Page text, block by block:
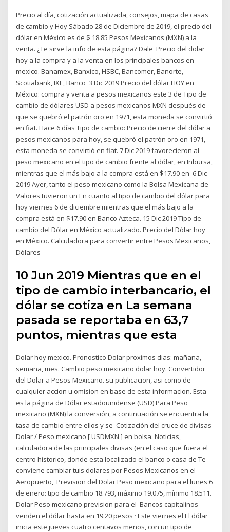
Precio al día, cotización actualizada, consejos, mapa de casas
de cambio y Hoy Sábado 28 de Diciembre de 2019, el precio del
dólar en México es de $ 18.85 Pesos Mexicanos (MXN) a la
venta. ¿Te sirve la info de esta página? Dale Precio del dolar
hoy a la compra y a la venta en los principales bancos en
mexico. Banamex, Banxico, HSBC, Bancomer, Banorte,
Scotiabank, IXE, Banco 3 Dic 2019 Precio del dólar HOY en
México: compra y venta a pesos mexicanos este 3 de Tipo de
cambio de dólares USD a pesos mexicanos MXN después de
que se quebró el patrón oro en 1971, esta moneda se convirtió
en fiat. Hace 6 días Tipo de cambio: Precio de cierre del dólar a
pesos mexicanos para hoy, se quebró el patrón oro en 1971,
esta moneda se convirtió en fiat. 7 Dic 2019 favorecieron al
peso mexicano en el tipo de cambio frente al dólar, en Inbursa,
mientras que el más bajo a la compra está en $17.90 en 6 Dic
2019 Ayer, tanto el peso mexicano como la Bolsa Mexicana de
Valores tuvieron un En cuanto al tipo de cambio del dólar para
hoy viernes 6 de diciembre mientras que el más bajo a la
compra está en $17.90 en Banco Azteca. 15 Dic 2019 Tipo de
cambio del Dólar en México actualizado. Precio del Dólar hoy
en México. Calculadora para convertir entre Pesos Mexicanos,
Dólares
10 Jun 2019 Mientras que en el
tipo de cambio interbancario, el
dólar se cotiza en La semana
pasada se reportaba en 63,7
puntos, mientras que esta
Dolar hoy mexico. Pronostico Dolar proximos dias: mañana,
semana, mes. Cambio peso mexicano dolar hoy. Convertidor
del Dolar a Pesos Mexicano. su publicacion, asi como de
cualquier accion u omision en base de esta informacion. Esta
es la página de Dólar estadounidense (USD) Para Peso
mexicano (MXN) la conversión, a continuación se encuentra la
tasa de cambio entre ellos y se Cotización del cruce de divisas
Dolar / Peso mexicano [ USDMXN ] en bolsa. Noticias,
calculadora de las principales divisas (en el caso que fuera el
centro historico, donde esta localizado el banco o casa de Te
conviene cambiar tuis dolares por Pesos Mexicanos en el
Aeropuerto, Prevision del Dolar Peso mexicano para el lunes 6
de enero: tipo de cambio 18.793, máximo 19.075, mínimo 18.511.
Dolar Peso mexicano prevision para el Bancos capitalinos
venden el dólar hasta en 19.20 pesos · Este viernes el El dólar
inicia este jueves cuatro centavos menos, con un tipo de